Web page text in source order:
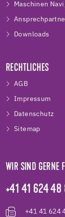
Maschinen
Downloads
RECHTLICHES
AGB
Impressum
Datenschutz
Sitemap
WIR SIND GERNE
+41 41 624 48
+41 41 624